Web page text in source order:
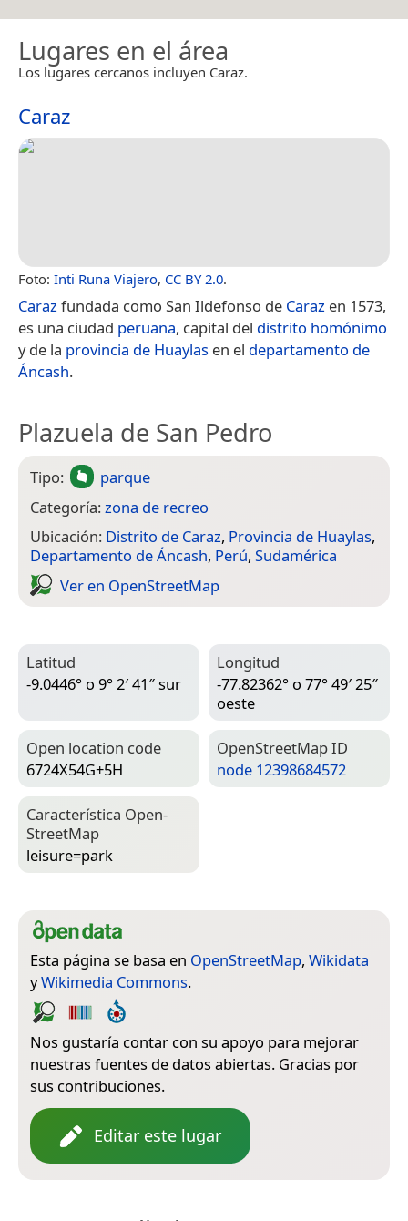
Lugares en el área
Los lugares cercanos incluyen Caraz.
Caraz
Foto: Inti Runa Viajero, CC BY 2.0.
Carazfundada como San Ildefonso de Caraz en 1573,
es una ciudad peruana, capital del distrito homónimo
y de la provincia de Huaylas en el departamento de
Áncash.
Plazuela de San Pedro
Tipo:
parque
Categoría:zona de recreo
Ubicación: Distrito de Caraz, Provincia de Huaylas,
Departamento de Áncash, Perú, Sudamérica
Ver en Open­Street­Map
Latitud
-9.0446° o 9° 2′ 41″ sur
Longitud
-77.82362° o 77° 49′ 25″
oeste
Open location code
6724X54G+5H
Open­Street­Map ID
node 12398684572
Característica Open­
Street­Map
leisure=­park
Esta página se basa en OpenStreetMap, Wikidata
yWikimedia Commons.
Nos gustaría contar con su apoyo para mejorar
nuestras fuentes de datos abiertas. Gracias por
sus contribuciones.
Editar este lugar